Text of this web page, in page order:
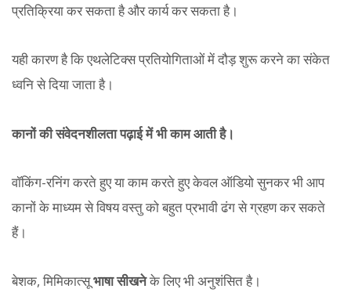
प्रतिक्रिया कर सकता है और कार्य कर सकता है।
यही कारण है कि एथलेटिक्स प्रतियोगिताओं में दौड़ शुरू करने का संकेत
ध्वनि से दिया जाता है।
कानों की संवेदनशीलता पढ़ाई में भी काम आती है।
वॉकिंग-रनिंग करते हुए या काम करते हुए केवल ऑडियो सुनकर भी आप
कानों के माध्यम से विषय वस्तु को बहुत प्रभावी ढंग से ग्रहण कर सकते
हैं।
बेशक, मिमिकात्सूभाषा सीखनेके लिए भी अनुशंसित है।